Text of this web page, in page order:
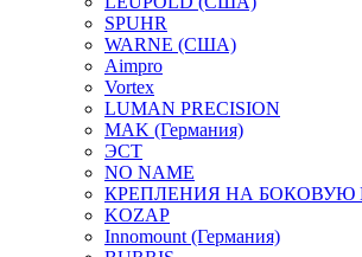
SPUHR
WARNE (США)
Aimpro
Vortex
LUMAN PRECISION
MAK (Германия)
ЭСТ
NO NAME
КРЕПЛЕНИЯ НА БОКОВУЮ
KOZAP
Innomount (Германия)